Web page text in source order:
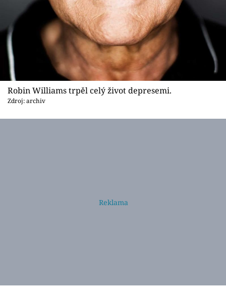
Robin Williams trpěl celý život depresemi.
Zdroj: archiv